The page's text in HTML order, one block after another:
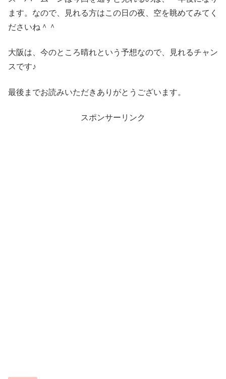
ます。なので、見れる方はこの日の夜、空を眺めてみてく
ださいね＾＾
大阪は、今のところ晴れという予想なので、見れるチャン
スです♪
最後までお読みいただきありがとうございます。
スポンサーリンク